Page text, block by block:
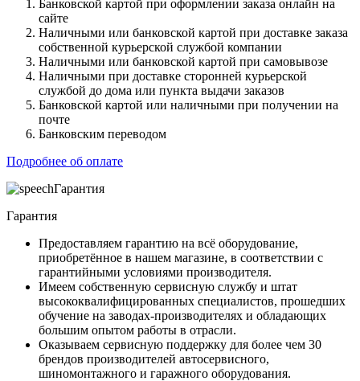
Банковской картой при оформлении заказа онлайн на
сайте
Наличными или банковской картой при доставке заказа
собственной курьерской службой компании
Наличными или банковской картой при самовывозе
Наличными при доставке сторонней курьерской
службой до дома или пункта выдачи заказов
Банковской картой или наличными при получении на
почте
Банковским переводом
Подробнее об оплате
Гарантия
Гарантия
Предоставляем гарантию на всё оборудование,
приобретённое в нашем магазине, в соответствии с
гарантийными условиями производителя.
Имеем собственную сервисную службу и штат
высококвалифицированных специалистов, прошедших
обучение на заводах-производителях и обладающих
большим опытом работы в отрасли.
Оказываем сервисную поддержку для более чем 30
брендов производителей автосервисного,
шиномонтажного и гаражного оборудования.